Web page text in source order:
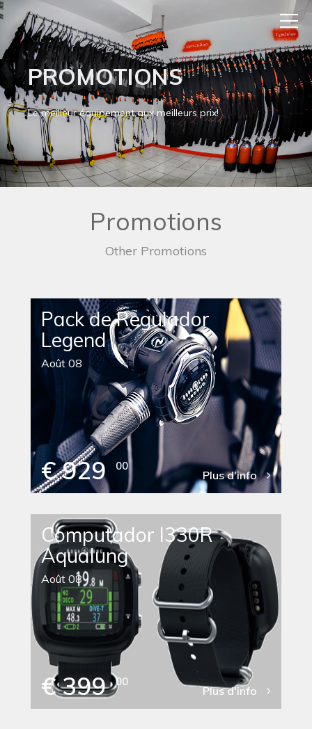
PROMOTIONS
Le meilleur équipement aux meilleurs prix!
Promotions
Other Promotions
Pack de Regulador
Legend
Août 08
€ 929 00
Plus d'info
Computador I330R
Aqualung
Août 08
€ 399 00
Plus d'info